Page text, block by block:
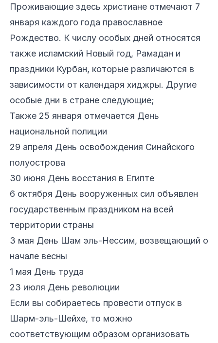
Проживающие здесь христиане отмечают 7
января каждого года православное
Рождество. К числу особых дней относятся
также исламский Новый год, Рамадан и
праздники Курбан, которые различаются в
зависимости от календаря хиджры. Другие
особые дни в стране следующие;
Также 25 января отмечается День
национальной полиции
29 апреля День освобождения Синайского
полуострова
30 июня День восстания в Египте
6 октября День вооруженных сил объявлен
государственным праздником на всей
территории страны
3 мая День Шам эль-Нессим, возвещающий о
начале весны
1 мая День труда
23 июля День революции
Если вы собираетесь провести отпуск в
Шарм-эль-Шейхе, то можно
соответствующим образом организовать